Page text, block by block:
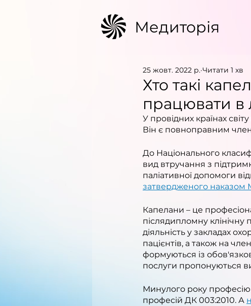
Медиторія
Хто такі
працювати в
25 жовт. 2022 р. Читати 1 хв
У провідних країнах
Він є повноправним
До Національного
вид втручання з
паліативної допомоги
затвердженого наказом
Капелани – це
післядипломну клінічну
діяльність у закладах
пацієнтів, а також на
формуються із
послуги пропонуються
Минулого року професію
професій ДК 003:2010. А